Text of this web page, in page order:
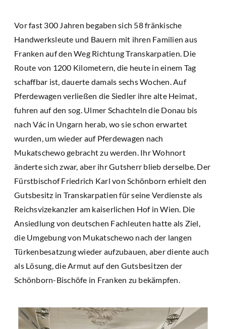
Vor fast 300 Jahren begaben sich 58 fränkische
Handwerksleute und Bauern mit ihren Familien aus
Franken auf den Weg Richtung Transkarpatien. Die
Route von 1200 Kilometern, die heute in einem Tag
schaffbar ist, dauerte damals sechs Wochen. Auf
Pferdewagen verließen die Siedler ihre alte Heimat,
fuhren auf den sog. Ulmer Schachteln die Donau bis
nach Vác in Ungarn herab, wo sie schon erwartet
wurden, um wieder auf Pferdewagen nach
Mukatschewo gebracht zu werden. Ihr Wohnort
änderte sich zwar, aber ihr Gutsherr blieb derselbe. Der
Fürstbischof Friedrich Karl von Schönborn erhielt den
Gutsbesitz in Transkarpatien für seine Verdienste als
Reichsvizekanzler am kaiserlichen Hof in Wien. Die
Ansiedlung von deutschen Fachleuten hatte als Ziel,
die Umgebung von Mukatschewo nach der langen
Türkenbesatzung wieder aufzubauen, aber diente auch
als Lösung, die Armut auf den Gutsbesitzen der
Schönborn-Bischöfe in Franken zu bekämpfen.